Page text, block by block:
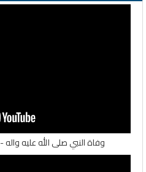
وفاة النبي صلى الله عليه واله - 1426 - السيد علي الواعظ